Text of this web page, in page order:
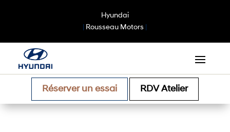
Hyundai
Rousseau Motors
Réserver un essai RDV Atelier